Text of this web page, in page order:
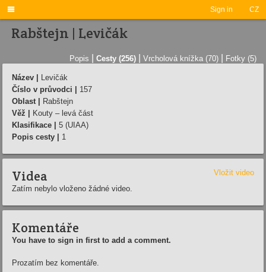
Sign in CZ

Rabštejn | Levičák
Popis Cesty (256) Vrcholová knížka (70) Fotky (5)
Název |
Levičák
Číslo v průvodci |
157
Oblast |
Rabštejn
Věž |
Kouty – levá část
Klasifikace |
5 (UIAA)
Popis cesty |
1
Videa
Vložit video
Zatím nebylo vloženo žádné video.
Komentáře
You have to sign in first to add a comment.
Prozatím bez komentáře.